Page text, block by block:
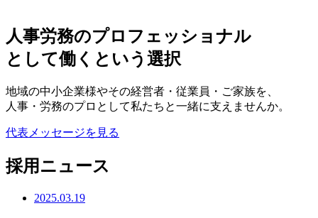
人事労務のプロフェッショナル
として働くという選択
地域の中小企業様やその経営者・従業員・ご家族を、
人事・労務のプロとして私たちと一緒に支えませんか。
代表メッセージを見る
採用ニュース
2025.03.19